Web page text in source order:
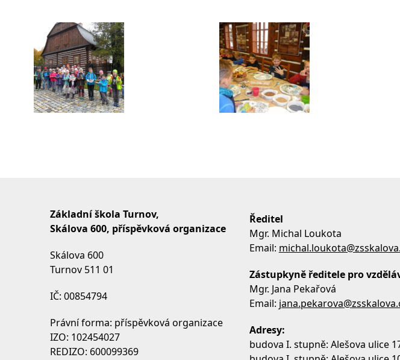
Základní škola Turnov,
Skálova 600, příspěvková organizace
Skálova 600
Turnov 511 01
IČ: 00854794
Právní forma: příspěvková organizace
IZO: 102454027
REDIZO: 600099369
Ředitel
Mgr. Michal Loukota
Email:
Zástupkyně ředitele pro
Mgr. Jana Pekařová
Email:
Adresy:
budova I. stupně: Alešova ulice